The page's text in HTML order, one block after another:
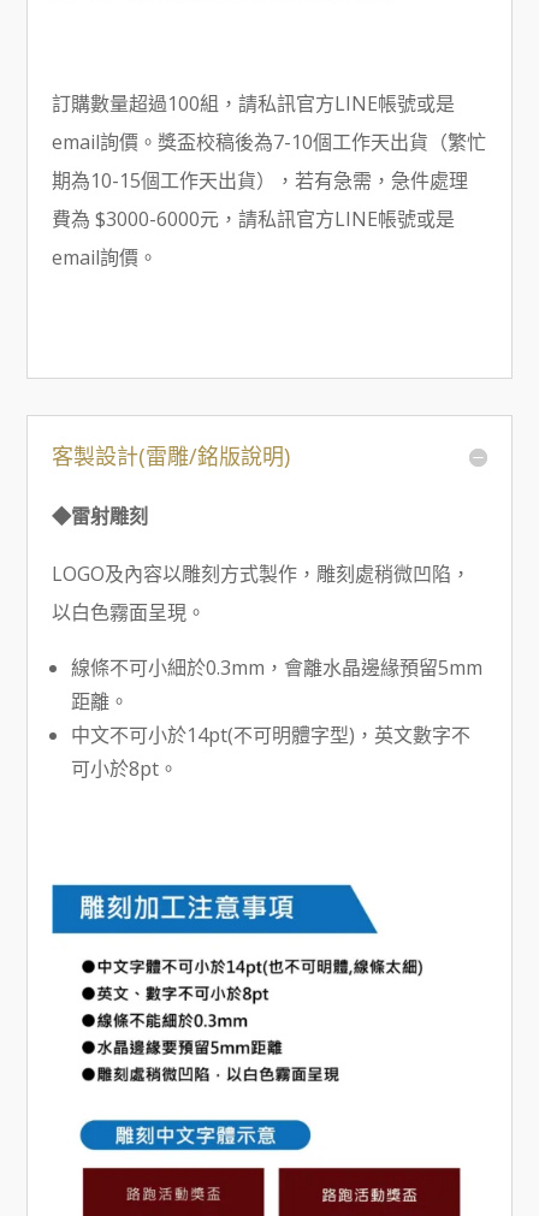
訂購數量超過100組，請私訊官方LINE帳號或是
email詢價。獎盃校稿後為7-10個工作天出貨（繁忙
期為10-15個工作天出貨），若有急需，急件處理
費為 $3000-6000元，請私訊官方LINE帳號或是
email詢價。
客製設計(雷雕/銘版說明)
◆雷射雕刻
LOGO及內容以雕刻方式製作，雕刻處稍微凹陷，
以白色霧面呈現。
線條不可小細於0.3mm，會離水晶邊緣預留5mm
距離。
中文不可小於14pt(不可明體字型)，英文數字不
可小於8pt。